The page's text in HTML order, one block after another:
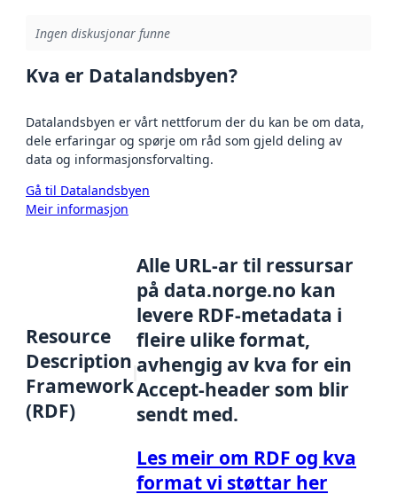
Ingen diskusjonar funne
Kva er Datalandsbyen?
Datalandsbyen er vårt nettforum der du kan be om data,
dele erfaringar og spørje om råd som gjeld deling av
data og informasjonsforvalting.
Gå til Datalandsbyen
Meir informasjon
Resource
Description
Framework
(RDF)
Alle URL-ar til ressursar
på data.norge.no kan
levere RDF-metadata i
fleire ulike format,
avhengig av kva for ein
Accept-header som blir
sendt med.
Les meir om RDF og kva
format vi støttar her